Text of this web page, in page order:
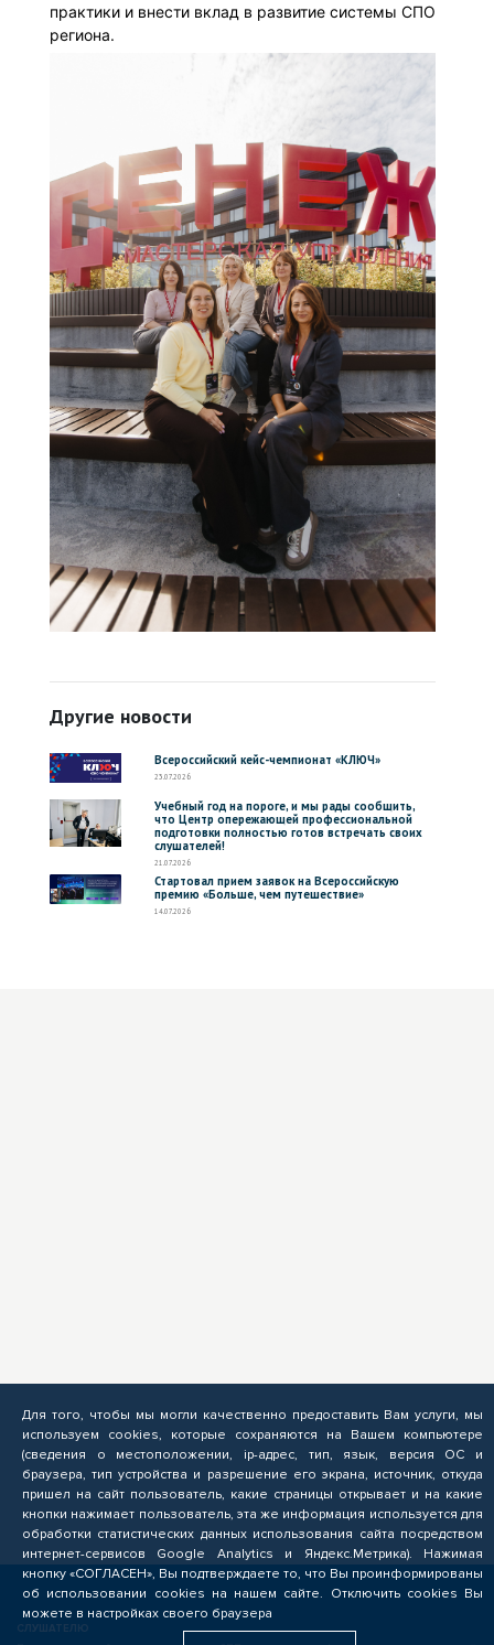
практики и внести вклад в развитие системы СПО
региона.
Другие новости
Всероссийский кейс-чемпионат «КЛЮЧ»
23.07.2026
Учебный год на пороге, и мы рады сообщить,
что Центр опережающей профессиональной
подготовки полностью готов встречать своих
слушателей!
21.07.2026
Стартовал прием заявок на Всероссийскую
премию «Больше, чем путешествие»
14.07.2026
СЛУШАТЕЛЮ
Для того, чтобы мы могли качественно предоставить Вам услуги, мы
используем cookies, которые сохраняются на Вашем компьютере
(сведения о местоположении, ip-адрес, тип, язык, версия ОС и
браузера, тип устройства и разрешение его экрана, источник, откуда
пришел на сайт пользователь, какие страницы открывает и на какие
кнопки нажимает пользователь, эта же информация используется для
обработки статистических данных использования сайта посредством
интернет-сервисов Google Analytics и Яндекс.Метрика). Нажимая
кнопку «СОГЛАСЕН», Вы подтверждаете то, что Вы проинформированы
об использовании cookies на нашем сайте. Отключить cookies Вы
можете в настройках своего браузера